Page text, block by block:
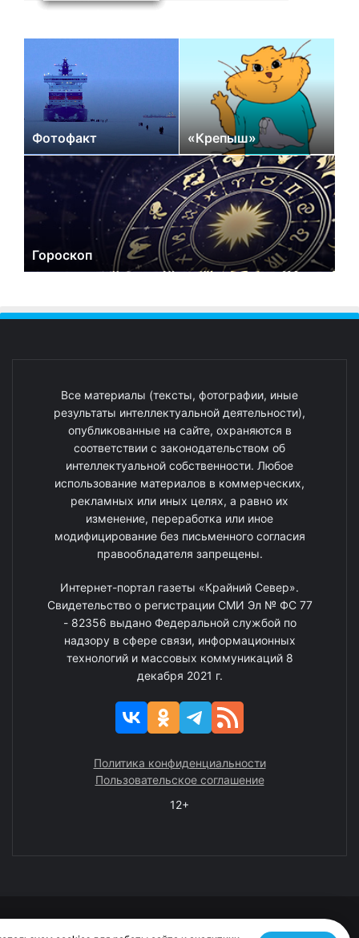
Фотофакт «Крепыш»
Гороскоп
Все материалы (тексты, фотографии, иные
результаты интеллектуальной деятельности),
опубликованные на сайте, охраняются в
соответствии с законодательством об
интеллектуальной собственности. Любое
использование материалов в коммерческих,
рекламных или иных целях, а равно их
изменение, переработка или иное
модифицирование без письменного согласия
правообладателя запрещены.
Интернет-портал газеты «Крайний Север».
Свидетельство о регистрации СМИ Эл № ФС 77
- 82356 выдано Федеральной службой по
надзору в сфере связи, информационных
технологий и массовых коммуникаций 8
декабря 2021 г.
Политика конфиденциальности
Пользовательское соглашение
12+